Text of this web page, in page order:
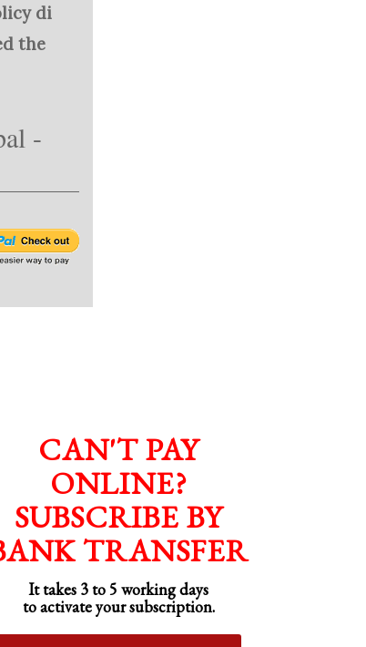
di
the
-
CAN'T PAY
ONLINE?
SUBSCRIBE BY
TRANSFER
It takes 3 to 5 working days
to activate your subscription.